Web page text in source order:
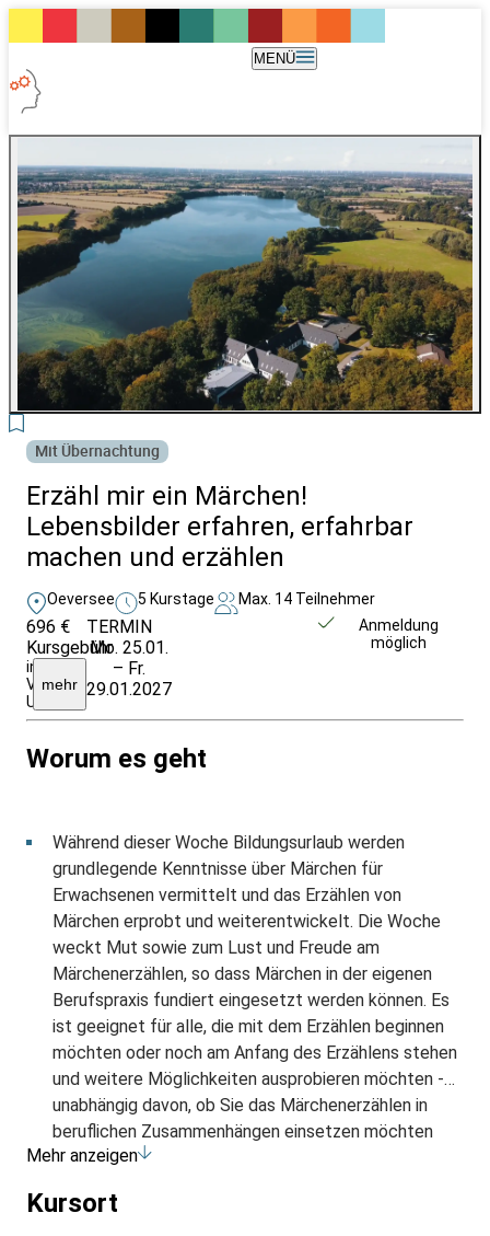
MENÜ
Mit Übernachtung
Erzähl mir ein Märchen!
Lebensbilder erfahren, erfahrbar
machen und erzählen
Oeversee 5 Kurstage Max. 14 Teilnehmer
696 €
Kursgebühr
inklusive
Verpflegung,
Unterkunft
mehr
TERMIN
Mo. 25.01.
– Fr.
29.01.2027
Anmeldung
möglich
Worum es geht
Während dieser Woche Bildungsurlaub werden
grundlegende Kenntnisse über Märchen für
Erwachsenen vermittelt und das Erzählen von
Märchen erprobt und weiterentwickelt. Die Woche
weckt Mut sowie zum Lust und Freude am
Märchenerzählen, so dass Märchen in der eigenen
Berufspraxis fundiert eingesetzt werden können. Es
ist geeignet für alle, die mit dem Erzählen beginnen
möchten oder noch am Anfang des Erzählens stehen
und weitere Möglichkeiten ausprobieren möchten -
unabhängig davon, ob Sie das Märchenerzählen in
beruflichen Zusammenhängen einsetzen möchten
oder privat. Reflexionen über die persönliche
Erfahrungen und unterstützen das Wissen über
Mehr anzeigen
Kursort